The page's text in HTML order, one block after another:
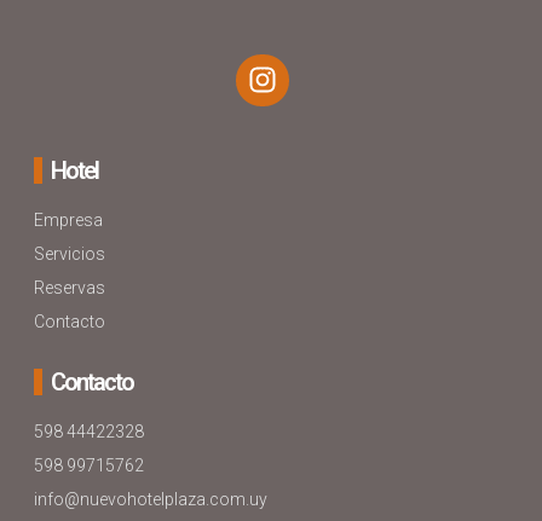
Hotel
Empresa
Servicios
Reservas
Contacto
Contacto
598 44422328
598 99715762
info@nuevohotelplaza.com.uy